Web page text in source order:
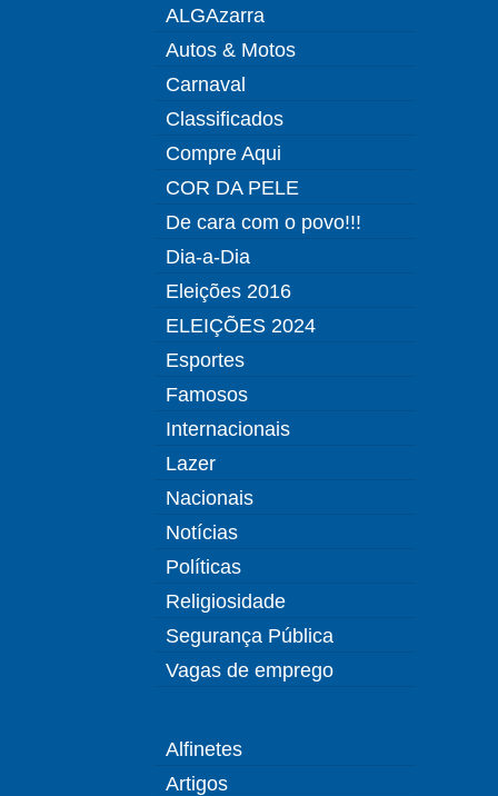
ALGAzarra
Autos & Motos
Carnaval
Classificados
Compre Aqui
COR DA PELE
De cara com o povo!!!
Dia-a-Dia
Eleições 2016
ELEIÇÕES 2024
Esportes
Famosos
Internacionais
Lazer
Nacionais
Notícias
Políticas
Religiosidade
Segurança Pública
Vagas de emprego
Alfinetes
Artigos